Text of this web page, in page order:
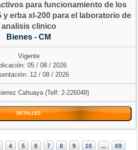
para funcionamiento de los
erba xl-200 para el laboratorio de
analisis clinico
Bienes - CM
Vigente
05 / 08 / 2026
12 / 08 / 2026
Cahuaya (Telf: 2-226048)
DETALLES
4 5 6 7 8 9 10 ... 69